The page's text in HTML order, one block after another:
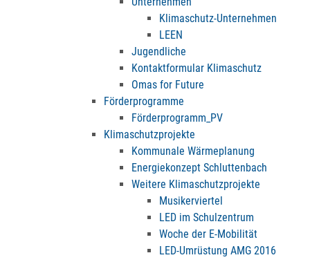
Klimaschutz-Unternehmen
LEEN
Jugendliche
Kontaktformular Klimaschutz
Omas for Future
Förderprogramme
Förderprogramm_PV
Klimaschutzprojekte
Kommunale Wärmeplanung
Energiekonzept Schluttenbach
Weitere Klimaschutzprojekte
Musikerviertel
LED im Schulzentrum
Woche der E-Mobilität
LED-Umrüstung AMG 2016